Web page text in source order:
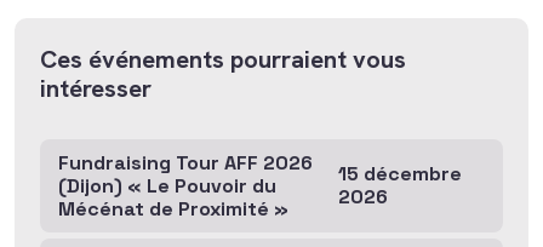
Ces événements pourraient vous
intéresser
Fundraising Tour AFF 2026
(Dijon) « Le Pouvoir du
Mécénat de Proximité »
15 décembre
2026